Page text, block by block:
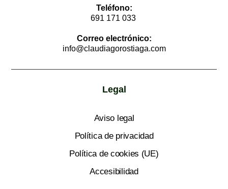
Teléfono:
691 171 033
Correo electrónico:
info@claudiagorostiaga.com
Legal
Aviso legal
Política de privacidad
Política de cookies (UE)
Accesibilidad